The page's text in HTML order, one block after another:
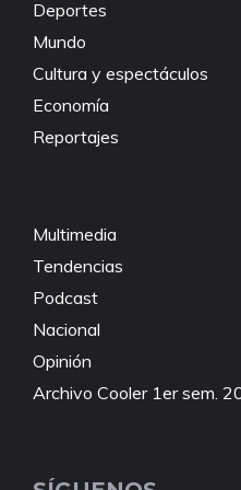
Deportes
Mundo
Cultura y espectáculos
Economía
Reportajes
Multimedia
Tendencias
Podcast
Nacional
Opinión
Archivo Cooler 1er sem.